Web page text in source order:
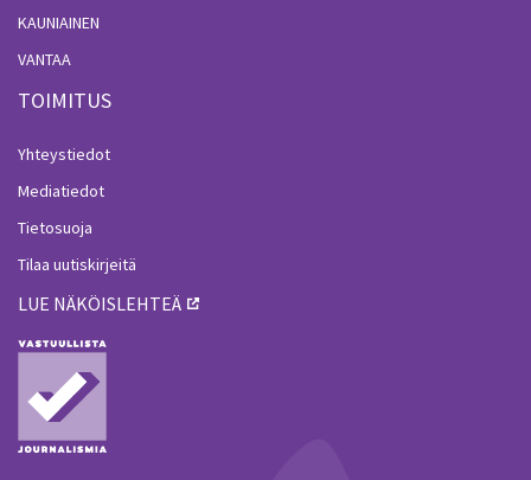
KAUNIAINEN
VANTAA
TOIMITUS
Yhteystiedot
Mediatiedot
Tietosuoja
Tilaa uutiskirjeitä
LUE NÄKÖISLEHTEÄ